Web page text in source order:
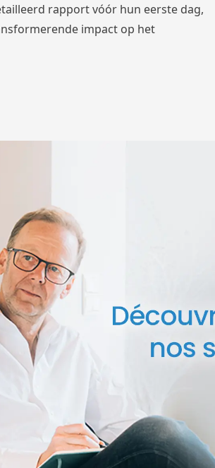
rapport vóór hun eerste dag,
impact op het